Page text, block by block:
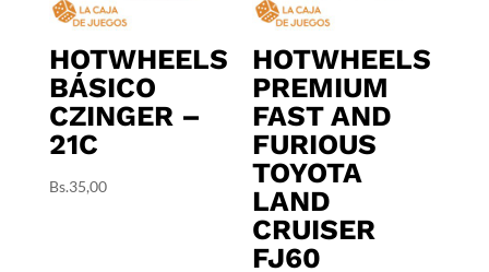
HOTWHEELS
BÁSICO
CZINGER –
21C
Bs.35,00
HOTWHEELS
PREMIUM
FAST AND
FURIOUS
TOYOTA
LAND
CRUISER
FJ60